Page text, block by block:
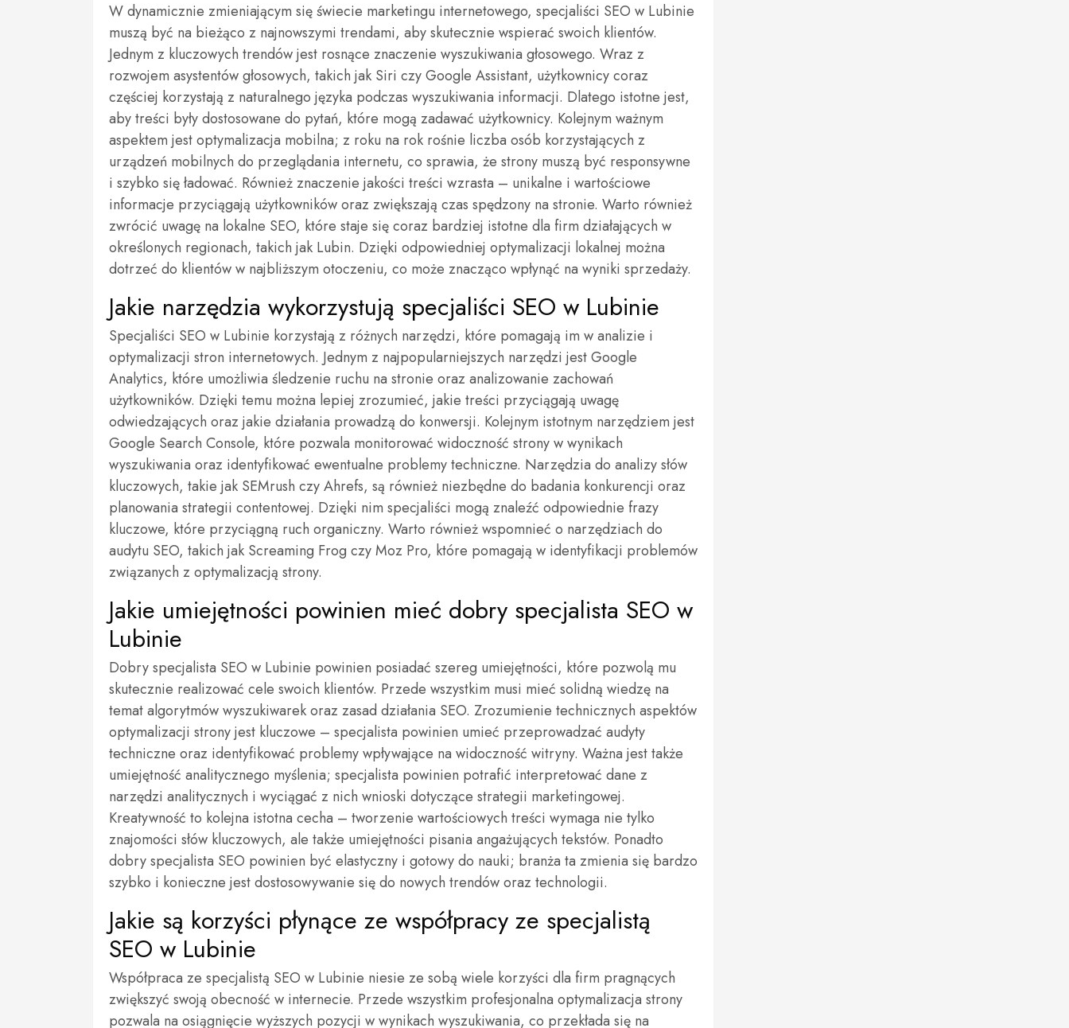
W dynamicznie zmieniającym się świecie marketingu internetowego, specjaliści SEO w Lubinie
muszą być na bieżąco z najnowszymi trendami, aby skutecznie wspierać swoich klientów.
Jednym z kluczowych trendów jest rosnące znaczenie wyszukiwania głosowego. Wraz z
rozwojem asystentów głosowych, takich jak Siri czy Google Assistant, użytkownicy coraz
częściej korzystają z naturalnego języka podczas wyszukiwania informacji. Dlatego istotne jest,
aby treści były dostosowane do pytań, które mogą zadawać użytkownicy. Kolejnym ważnym
aspektem jest optymalizacja mobilna; z roku na rok rośnie liczba osób korzystających z
urządzeń mobilnych do przeglądania internetu, co sprawia, że strony muszą być responsywne
i szybko się ładować. Również znaczenie jakości treści wzrasta – unikalne i wartościowe
informacje przyciągają użytkowników oraz zwiększają czas spędzony na stronie. Warto również
zwrócić uwagę na lokalne SEO, które staje się coraz bardziej istotne dla firm działających w
określonych regionach, takich jak Lubin. Dzięki odpowiedniej optymalizacji lokalnej można
dotrzeć do klientów w najbliższym otoczeniu, co może znacząco wpłynąć na wyniki sprzedaży.
Jakie narzędzia wykorzystują specjaliści SEO w Lubinie
Specjaliści SEO w Lubinie korzystają z różnych narzędzi, które pomagają im w analizie i
optymalizacji stron internetowych. Jednym z najpopularniejszych narzędzi jest Google
Analytics, które umożliwia śledzenie ruchu na stronie oraz analizowanie zachowań
użytkowników. Dzięki temu można lepiej zrozumieć, jakie treści przyciągają uwagę
odwiedzających oraz jakie działania prowadzą do konwersji. Kolejnym istotnym narzędziem jest
Google Search Console, które pozwala monitorować widoczność strony w wynikach
wyszukiwania oraz identyfikować ewentualne problemy techniczne. Narzędzia do analizy słów
kluczowych, takie jak SEMrush czy Ahrefs, są również niezbędne do badania konkurencji oraz
planowania strategii contentowej. Dzięki nim specjaliści mogą znaleźć odpowiednie frazy
kluczowe, które przyciągną ruch organiczny. Warto również wspomnieć o narzędziach do
audytu SEO, takich jak Screaming Frog czy Moz Pro, które pomagają w identyfikacji problemów
związanych z optymalizacją strony.
Jakie umiejętności powinien mieć dobry specjalista SEO w
Lubinie
Dobry specjalista SEO w Lubinie powinien posiadać szereg umiejętności, które pozwolą mu
skutecznie realizować cele swoich klientów. Przede wszystkim musi mieć solidną wiedzę na
temat algorytmów wyszukiwarek oraz zasad działania SEO. Zrozumienie technicznych aspektów
optymalizacji strony jest kluczowe – specjalista powinien umieć przeprowadzać audyty
techniczne oraz identyfikować problemy wpływające na widoczność witryny. Ważna jest także
umiejętność analitycznego myślenia; specjalista powinien potrafić interpretować dane z
narzędzi analitycznych i wyciągać z nich wnioski dotyczące strategii marketingowej.
Kreatywność to kolejna istotna cecha – tworzenie wartościowych treści wymaga nie tylko
znajomości słów kluczowych, ale także umiejętności pisania angażujących tekstów. Ponadto
dobry specjalista SEO powinien być elastyczny i gotowy do nauki; branża ta zmienia się bardzo
szybko i konieczne jest dostosowywanie się do nowych trendów oraz technologii.
Jakie są korzyści płynące ze współpracy ze specjalistą
SEO w Lubinie
Współpraca ze specjalistą SEO w Lubinie niesie ze sobą wiele korzyści dla firm pragnących
zwiększyć swoją obecność w internecie. Przede wszystkim profesjonalna optymalizacja strony
pozwala na osiągnięcie wyższych pozycji w wynikach wyszukiwania, co przekłada się na